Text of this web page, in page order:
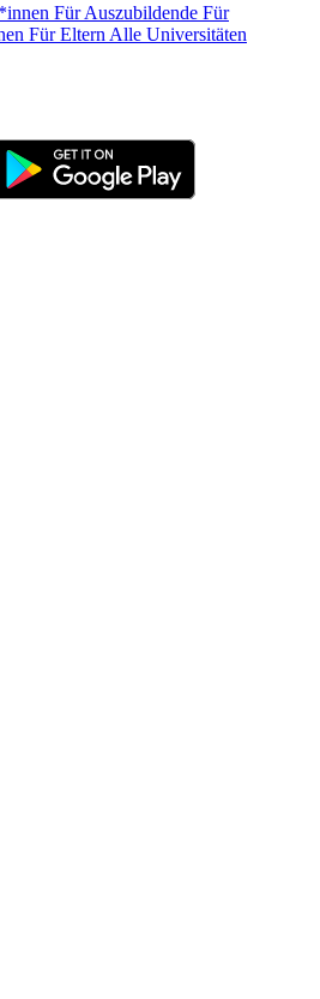
Für Auszubildende Für
Für Eltern Alle Universitäten